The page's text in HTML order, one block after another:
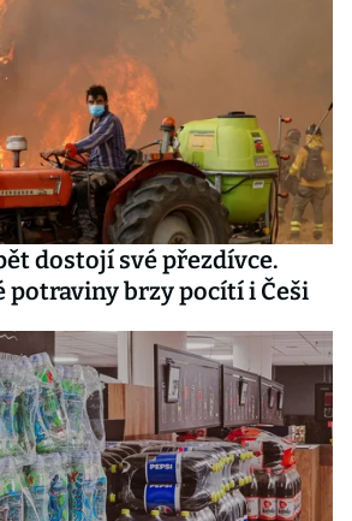
dostojí své přezdívce.
potraviny brzy pocítí i Češi